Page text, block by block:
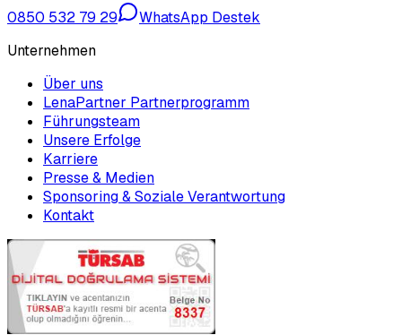
0850 532 79 29
WhatsApp Destek
Unternehmen
Über uns
LenaPartner Partnerprogramm
Führungsteam
Unsere Erfolge
Karriere
Presse & Medien
Sponsoring & Soziale Verantwortung
Kontakt